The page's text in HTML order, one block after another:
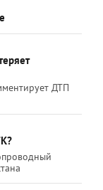
ДТП